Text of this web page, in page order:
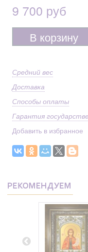
9 700 руб
В корзину
Средний вес
Доставка
Способы оплаты
Гарантия
Добавить в избранное
РЕКОМЕНДУЕМ